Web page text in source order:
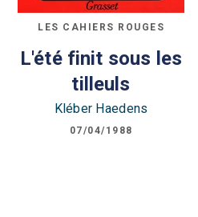
LES CAHIERS ROUGES
L'été finit sous les
tilleuls
Kléber Haedens
07/04/1988